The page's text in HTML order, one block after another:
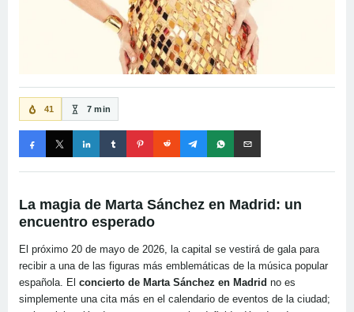
41 7 min
La magia de Marta Sánchez en Madrid: un
encuentro esperado
El próximo 20 de mayo de 2026, la capital se vestirá de gala para
recibir a una de las figuras más emblemáticas de la música popular
española. El concierto de Marta Sánchez en Madrid no es
simplemente una cita más en el calendario de eventos de la ciudad;